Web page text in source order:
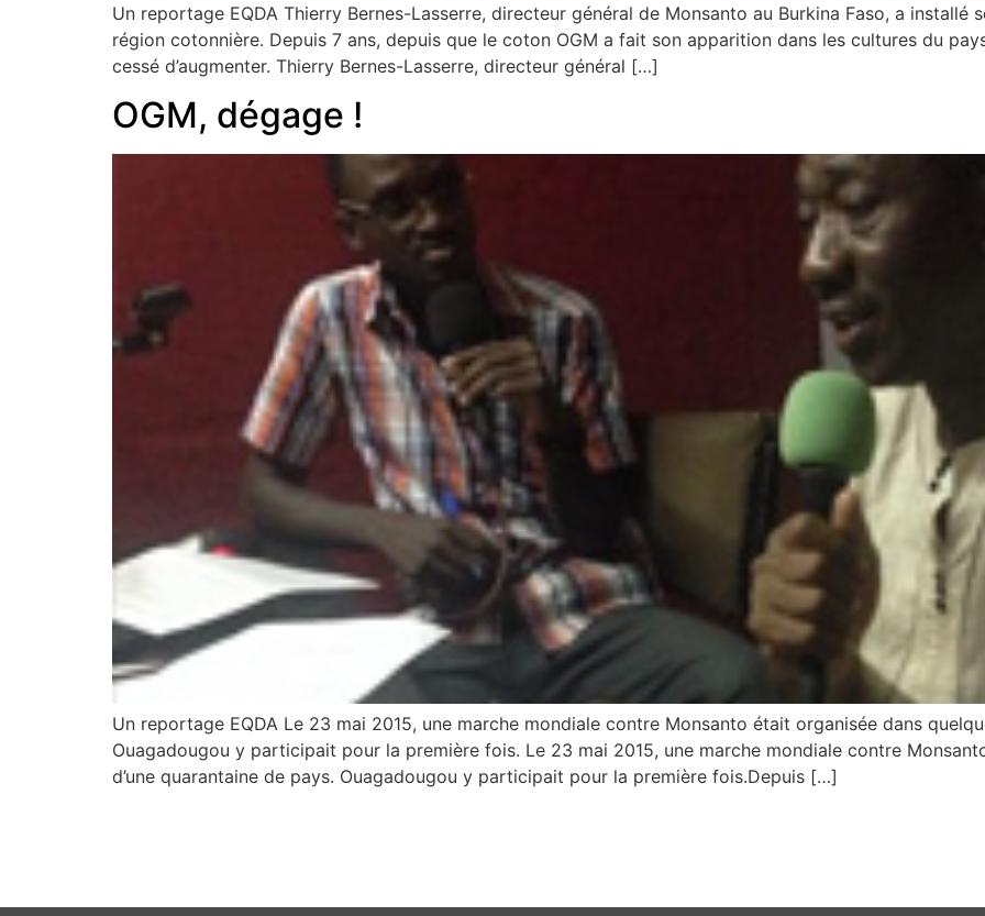
Un reportage EQDA Thierry Bernes-Lasserre, directeur général de Monsanto au Burkina Faso, a
région cotonnière. Depuis 7 ans, depuis que le coton OGM a fait son apparition dans les cultures du
cessé d’augmenter. Thierry Bernes-Lasserre, directeur général […]
OGM, dégage !
Un reportage EQDA Le 23 mai 2015, une marche mondiale contre Monsanto était organisée dans
Ouagadougou y participait pour la première fois. Le 23 mai 2015, une marche mondiale contre
d’une quarantaine de pays. Ouagadougou y participait pour la première fois.Depuis […]